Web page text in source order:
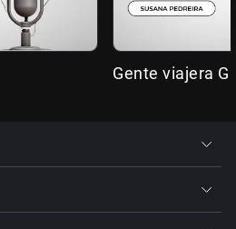
Gente viajera